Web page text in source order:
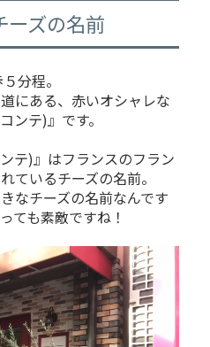
ーズの名前
分程。
にある、赤いオシャレな
ンテ)』です。
テ)』はフランスのフラン
ているチーズの名前。
なチーズの名前なんです
ても素敵ですね！